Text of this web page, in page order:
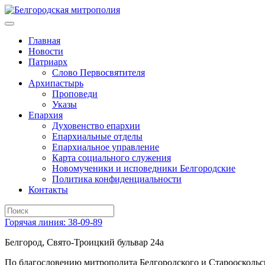
Главная
Новости
Патриарх
Слово Первосвятителя
Архипастырь
Проповеди
Указы
Епархия
Духовенство епархии
Епархиальные отделы
Епархиальное управление
Карта социального служения
Новомученики и исповедники Белгородские
Политика конфиденциальности
Контакты
Горячая линия: 38-09-89
Белгород, Свято-Троицкий бульвар 24а
По благословению митрополита Белгородского и